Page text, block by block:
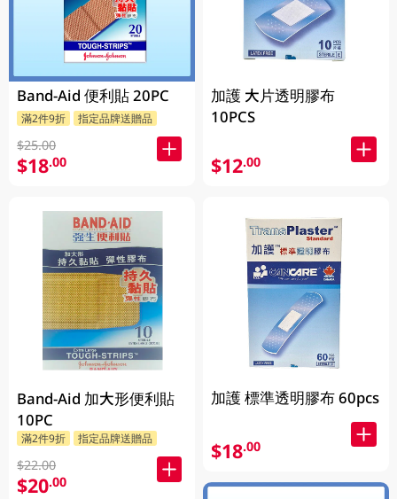
Band-Aid 便利貼 20PC
滿2件9折 指定品牌送贈品
$25.00
$18.00
Band-Aid 加大形便利貼
10PC
滿2件9折 指定品牌送贈品
$22.00
$20.00
加護 大片透明膠布
10PCS
$12.00
加護 標準透明膠布 60pcs
$18.00